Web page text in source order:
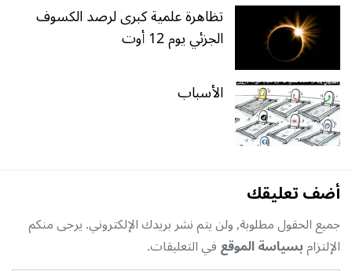
تظاهرة علمية كبرى لرصد الكسوف
الجزئي يوم 12 أوت
الأسباب
أضف تعليقك
جميع الحقول مطلوبة, ولن يتم نشر بريدك الإلكتروني. يرجى منكم
الإلتزامبسياسة الموقعفي التعليقات.